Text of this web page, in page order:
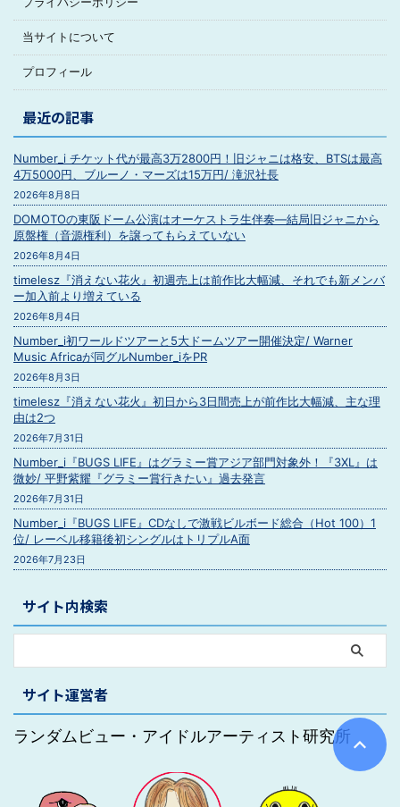
当サイトについて
プロフィール
最近の記事
Number_i チケット代が最高3万2800円！旧ジャニは格安、BTSは最高
4万5000円、ブルーノ・マーズは15万円/ 滝沢社長
2026年8月8日
DOMOTOの東阪ドーム公演はオーケストラ生伴奏―結局旧ジャニから
原盤権（音源権利）を譲ってもらえていない
2026年8月4日
timelesz『消えない花火』初週売上は前作比大幅減、それでも新メンバ
ー加入前より増えている
2026年8月4日
Number_i初ワールドツアーと5大ドームツアー開催決定/ Warner
Music Africaが同グルNumber_iをPR
2026年8月3日
timelesz『消えない花火』初日から3日間売上が前作比大幅減、主な理
由は2つ
2026年7月31日
Number_i『BUGS LIFE』はグラミー賞アジア部門対象外！『3XL』は
微妙/ 平野紫耀『グラミー賞行きたい』過去発言
2026年7月31日
Number_i『BUGS LIFE』CDなしで激戦ビルボード総合（Hot 100）1
位/ レーベル移籍後初シングルはトリプルA面
2026年7月23日
サイト内検索
サイト運営者
ランダムビュー・アイドルアーティスト研究所